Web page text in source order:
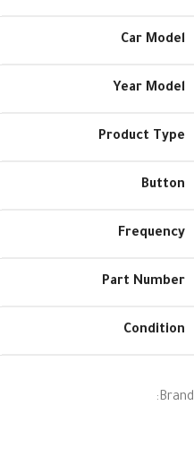
Car Model
Year Model
Product Type
Button
Frequency
Part Number
Condition
Brand: